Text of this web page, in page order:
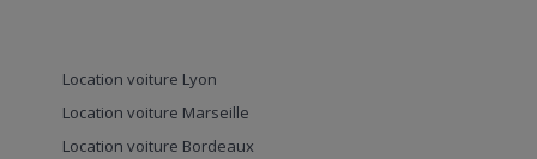
Location voiture Lyon
Location voiture Marseille
Location voiture Bordeaux